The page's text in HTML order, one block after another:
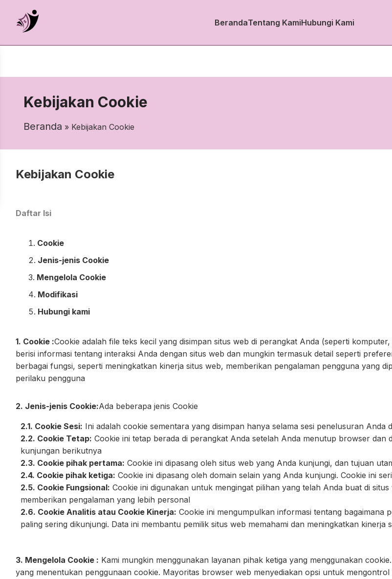
BerandaTentang KamiHubungi Kami
Kebijakan Cookie
Beranda » Kebijakan Cookie
Kebijakan Cookie
Daftar Isi
Cookie
Jenis-jenis Cookie
Mengelola Cookie
Modifikasi
Hubungi kami
1. Cookie :Cookie adalah file teks kecil yang disimpan situs web di perangkat Anda (seperti
berisi informasi tentang interaksi Anda dengan situs web dan mungkin termasuk detail seperti
berbagai fungsi, seperti meningkatkan kinerja situs web, memberikan pengalaman pengguna yang
perilaku pengguna
2. Jenis-jenis Cookie:Ada beberapa jenis Cookie
2.1. Cookie Sesi: Ini adalah cookie sementara yang disimpan hanya selama sesi penelusuran
2.2. Cookie Tetap: Cookie ini tetap berada di perangkat Anda setelah Anda menutup browser
kunjungan berikutnya
2.3. Cookie pihak pertama: Cookie ini dipasang oleh situs web yang Anda kunjungi, dan tujuan
2.4. Cookie pihak ketiga: Cookie ini dipasang oleh domain selain yang Anda kunjungi. Cookie ini
2.5. Cookie Fungsional: Cookie ini digunakan untuk mengingat pilihan yang telah Anda buat di
memberikan pengalaman yang lebih personal
2.6. Cookie Analitis atau Cookie Kinerja: Cookie ini mengumpulkan informasi tentang bagaimana
paling sering dikunjungi. Data ini membantu pemilik situs web memahami dan meningkatkan kinerja
3. Mengelola Cookie : Kami mungkin menggunakan layanan pihak ketiga yang menggunakan
yang menentukan penggunaan cookie. Mayoritas browser web menyediakan opsi untuk